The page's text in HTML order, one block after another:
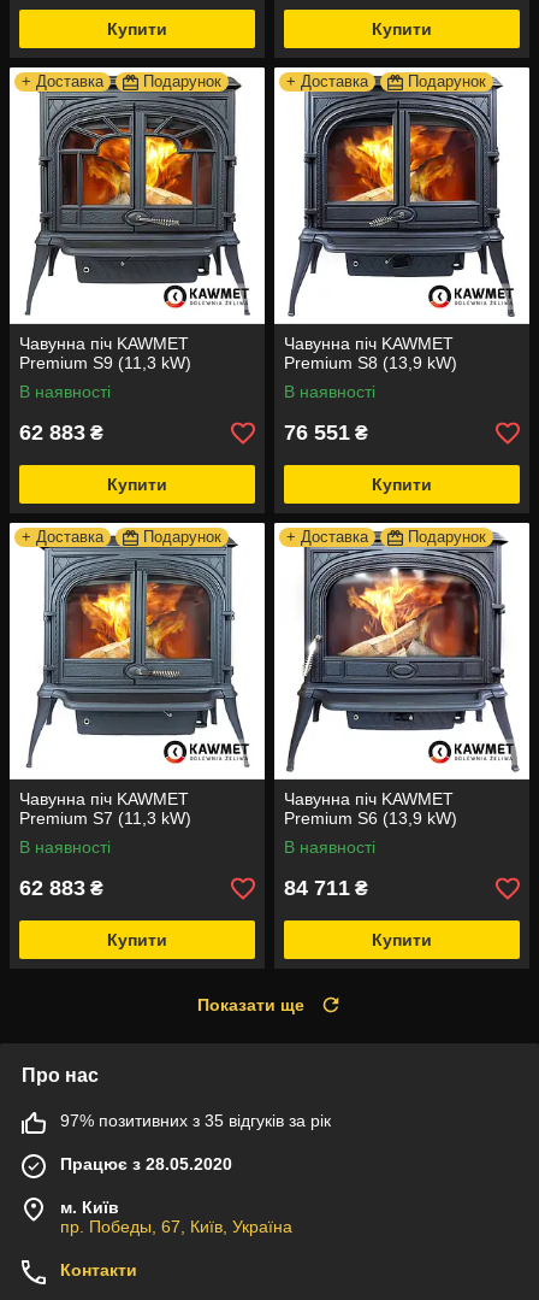
Купити Купити
+ Доставка Подарунок
Чавунна піч KAWMET
Premium S9 (11,3 kW)
В наявності
62 883 ₴
Купити
+ Доставка Подарунок
Чавунна піч KAWMET
Premium S8 (13,9 kW)
В наявності
76 551 ₴
Купити
+ Доставка Подарунок
Чавунна піч KAWMET
Premium S7 (11,3 kW)
В наявності
62 883 ₴
Купити
+ Доставка Подарунок
Чавунна піч KAWMET
Premium S6 (13,9 kW)
В наявності
84 711 ₴
Купити
Показати ще
Про нас
97% позитивних з 35 відгуків за рік
Працює з 28.05.2020
м. Київ
пр. Победы, 67, Київ, Україна
Контакти